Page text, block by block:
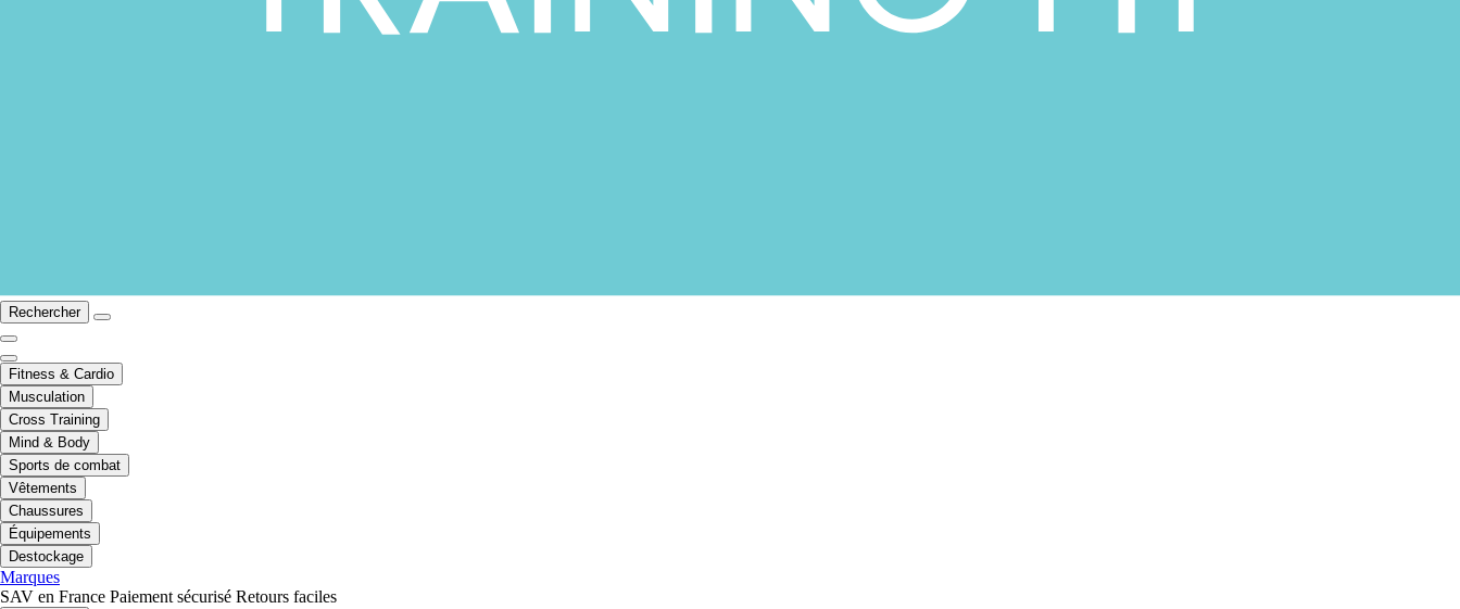
Rechercher
Fitness & Cardio
Musculation
Cross Training
Mind & Body
Sports de combat
Vêtements
Chaussures
Équipements
Destockage
Marques
SAV en France Paiement sécurisé Retours faciles